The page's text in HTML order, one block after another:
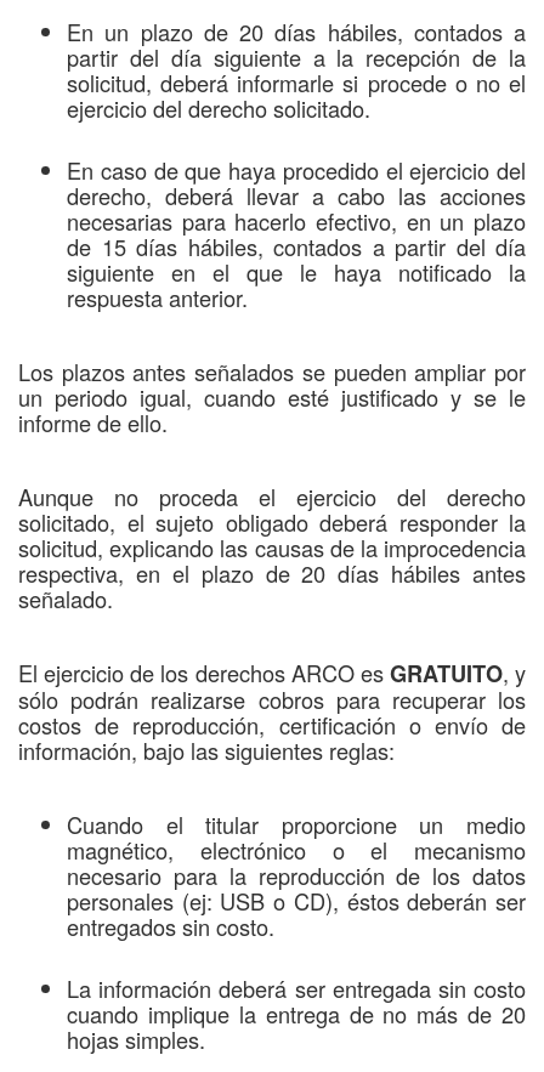
En un plazo de 20 días hábiles, contados a
partir del día siguiente a la recepción de la
solicitud, deberá informarle si procede o no el
ejercicio del derecho solicitado.
En caso de que haya procedido el ejercicio del
derecho, deberá llevar a cabo las acciones
necesarias para hacerlo efectivo, en un plazo
de 15 días hábiles, contados a partir del día
siguiente en el que le haya notificado la
respuesta anterior.
Los plazos antes señalados se pueden ampliar por
un periodo igual, cuando esté justificado y se le
informe de ello.
Aunque no proceda el ejercicio del derecho
solicitado, el sujeto obligado deberá responder la
solicitud, explicando las causas de la improcedencia
respectiva, en el plazo de 20 días hábiles antes
señalado.
El ejercicio de los derechos ARCO esGRATUITO, y
sólo podrán realizarse cobros para recuperar los
costos de reproducción, certificación o envío de
información, bajo las siguientes reglas:
Cuando el titular proporcione un medio
magnético, electrónico o el mecanismo
necesario para la reproducción de los datos
personales (ej: USB o CD), éstos deberán ser
entregados sin costo.
La información deberá ser entregada sin costo
cuando implique la entrega de no más de 20
hojas simples.